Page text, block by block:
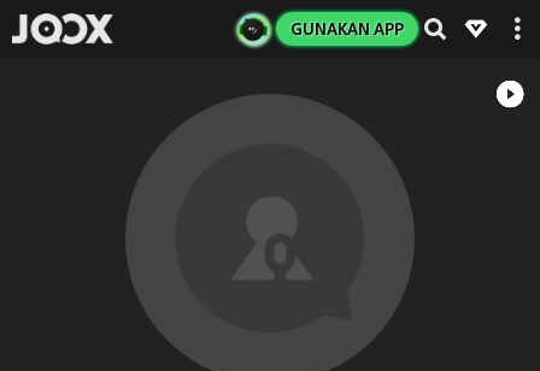
GUNAKAN APP